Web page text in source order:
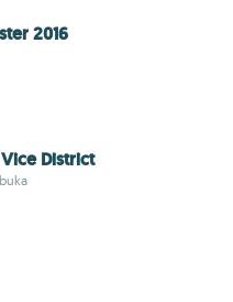
2016
District